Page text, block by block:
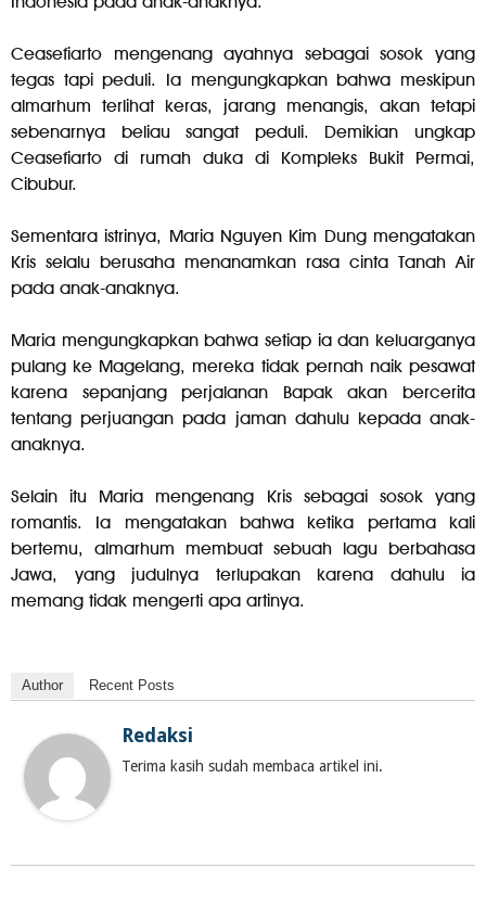
Ceasefiarto mengenang ayahnya sebagai sosok yang
tegas tapi peduli. Ia mengungkapkan bahwa meskipun
almarhum terlihat keras, jarang menangis, akan tetapi
sebenarnya beliau sangat peduli. Demikian ungkap
Ceasefiarto di rumah duka di Kompleks Bukit Permai,
Cibubur.
Sementara istrinya, Maria Nguyen Kim Dung mengatakan
Kris selalu berusaha menanamkan rasa cinta Tanah Air
pada anak-anaknya.
Maria mengungkapkan bahwa setiap ia dan keluarganya
pulang ke Magelang, mereka tidak pernah naik pesawat
karena sepanjang perjalanan Bapak akan bercerita
tentang perjuangan pada jaman dahulu kepada anak-
anaknya.
Selain itu Maria mengenang Kris sebagai sosok yang
romantis. Ia mengatakan bahwa ketika pertama kali
bertemu, almarhum membuat sebuah lagu berbahasa
Jawa, yang judulnya terlupakan karena dahulu ia
memang tidak mengerti apa artinya.
Author Recent Posts
Redaksi
Terima kasih sudah membaca artikel ini.